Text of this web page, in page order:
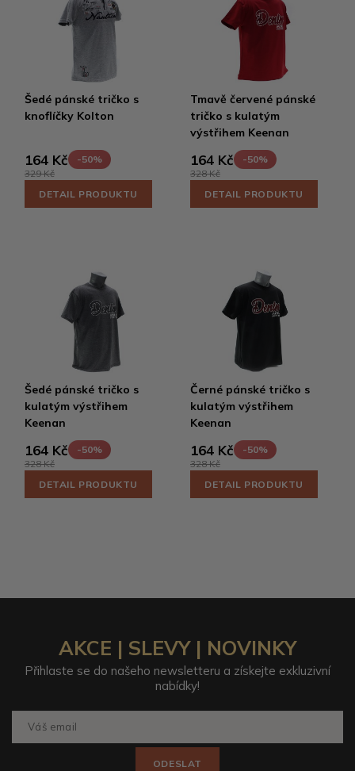
Šedé pánské tričko s
knoflíčky Kolton
164 Kč
-50%
329 Kč
DETAIL PRODUKTU
Tmavě červené pánské
tričko s kulatým
výstřihem Keenan
164 Kč
-50%
328 Kč
DETAIL PRODUKTU
Šedé pánské tričko s
kulatým výstřihem
Keenan
164 Kč
-50%
328 Kč
DETAIL PRODUKTU
Černé pánské tričko s
kulatým výstřihem
Keenan
164 Kč
-50%
328 Kč
DETAIL PRODUKTU
AKCE | SLEVY | NOVINKY
Přihlaste se do našeho newsletteru a získejte exkluzivní
nabídky!
ODESLAT